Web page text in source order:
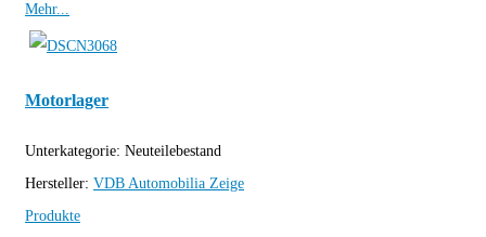
Mehr...
Motorlager
Unterkategorie: Neuteilebestand
Hersteller: VDB Automobilia Zeige
Produkte